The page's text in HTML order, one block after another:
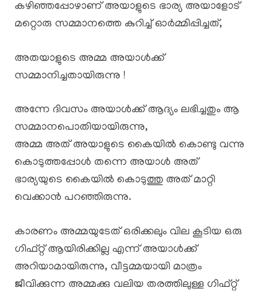
കഴിഞ്ഞപ്പോഴാണ് അയാളുടെ ഭാര്യ അയാളോട്
മറ്റൊരു സമ്മാനത്തെ കുറിച്ച് ഓർമ്മിപ്പിച്ചത്,
അതയാളുടെ അമ്മ അയാൾക്ക്
സമ്മാനിച്ചതായിരുന്നു !
അന്നേ ദിവസം അയാൾക്ക് ആദ്യം ലഭിച്ചതും ആ
സമ്മാനപൊതിയായിരുന്നു,
അമ്മ അത് അയാളുടെ കൈയിൽ കൊണ്ടു വന്നു
കൊടുത്തപ്പോൾ തന്നെ അയാൾ അത്
ഭാര്യയുടെ കൈയിൽ കൊടുത്തു അത് മാറ്റി
വെക്കാൻ പറഞ്ഞിരുന്നു.
കാരണം അമ്മയുടേത് ഒരിക്കലും വില കൂടിയ ഒരു
ഗിഫ്റ്റ് ആയിരിക്കില്ല എന്ന് അയാൾക്ക്‌
അറിയാമായിരുന്നു, വീട്ടമ്മയായി മാത്രം
ജീവിക്കുന്ന അമ്മക്കു വലിയ തരത്തിലുള്ള ഗിഫ്റ്റ്